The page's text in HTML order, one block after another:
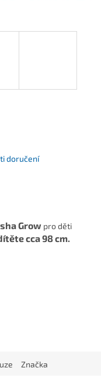
doručení
Grow pro děti
cca 98 cm.
Značka